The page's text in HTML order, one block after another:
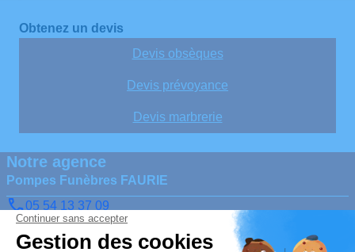
Obtenez un devis
Devis obsèques
Devis prévoyance
Devis marbrerie
Notre agence
Pompes Funèbres FAURIE
05 54 13 37 09
faurie.87@orange.fr
5, impasse des Bouguillons – 87160 – Saint-Sulpice-les-